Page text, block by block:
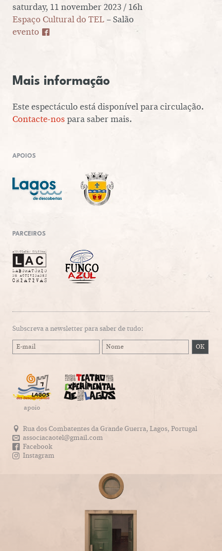
saturday, 11 november 2023 / 16h
Espaço Cultural do TEL – Salão
evento
Mais informação
Este espectáculo está disponível para circulação.
Contacte-nos para saber mais.
APOIOS
PARCEIROS
apoio
Rua dos Combatentes da Grande Guerra, Lagos, Portugal
associacaotel@gmail.com
Facebook
Instagram
Subscreva a newsletter para saber de tudo: